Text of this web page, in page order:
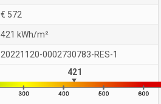
€ 572
421 kWh/m²
20221120-0002730783-RES-1
421